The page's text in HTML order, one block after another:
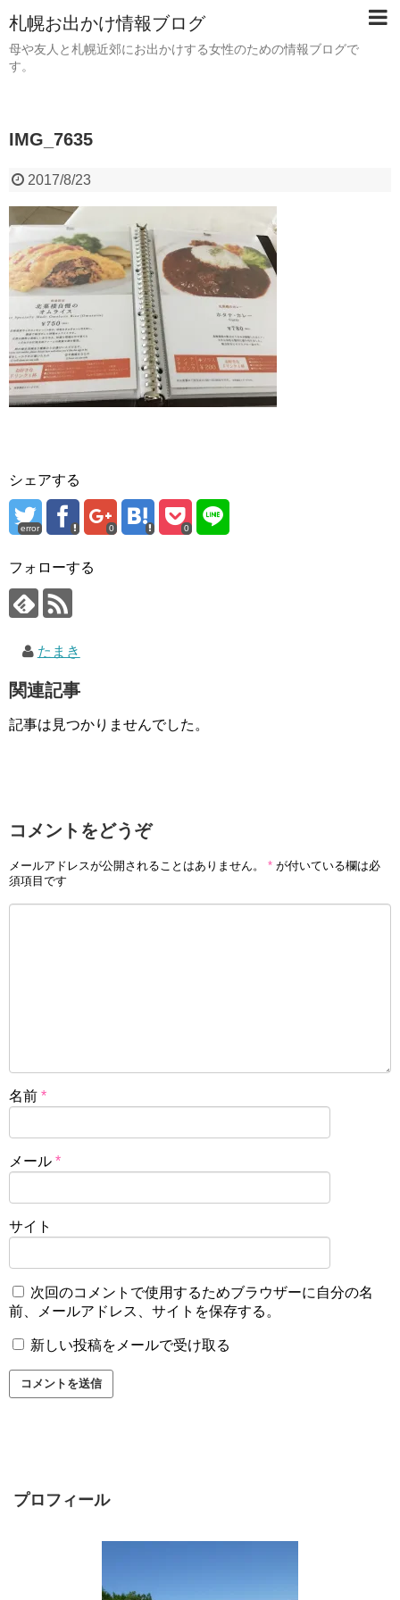
札幌お出かけ情報ブログ
母や友人と札幌近郊にお出かけする女性のための情報ブログで
す。
IMG_7635
2017/8/23
シェアする
error 0 0
フォローする
たまき
関連記事
記事は見つかりませんでした。
コメントをどうぞ
メールアドレスが公開されることはありません。 * が付いている欄は必
須項目です
名前 *
メール *
サイト
次回のコメントで使用するためブラウザーに自分の名
前、メールアドレス、サイトを保存する。
新しい投稿をメールで受け取る
プロフィール